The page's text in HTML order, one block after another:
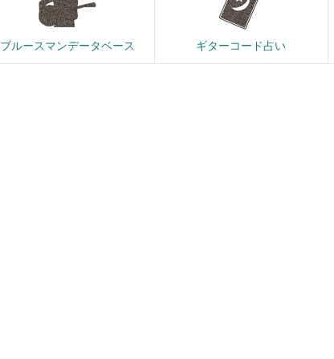
ブルースマンデータベース ギターコード占い